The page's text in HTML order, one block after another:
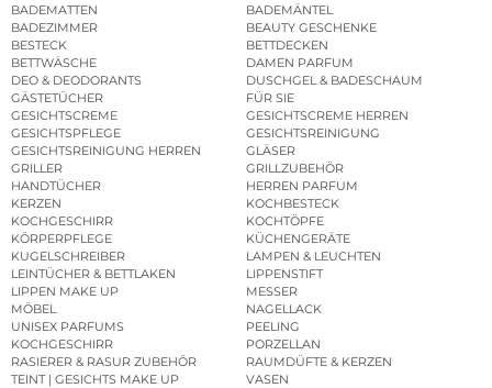
BADEMATTEN
BADEMÄNTEL
BADEZIMMER
BEAUTY GESCHENKE
BESTECK
BETTDECKEN
BETTWÄSCHE
DAMEN PARFUM
DEO & DEODORANTS
DUSCHGEL & BADESCHAUM
GÄSTETÜCHER
FÜR SIE
GESICHTSCREME
GESICHTSCREME HERREN
GESICHTSPFLEGE
GESICHTSREINIGUNG
GESICHTSREINIGUNG HERREN
GLÄSER
GRILLER
GRILLZUBEHÖR
HANDTÜCHER
HERREN PARFUM
KERZEN
KOCHBESTECK
KOCHGESCHIRR
KOCHTÖPFE
KÖRPERPFLEGE
KÜCHENGERÄTE
KUGELSCHREIBER
LAMPEN & LEUCHTEN
LEINTÜCHER & BETTLAKEN
LIPPENSTIFT
LIPPEN MAKE UP
MESSER
MÖBEL
NAGELLACK
UNISEX PARFUMS
PEELING
KOCHGESCHIRR
PORZELLAN
RASIERER & RASUR ZUBEHÖR
RAUMDÜFTE & KERZEN
TEINT | GESICHTS MAKE UP
VASEN